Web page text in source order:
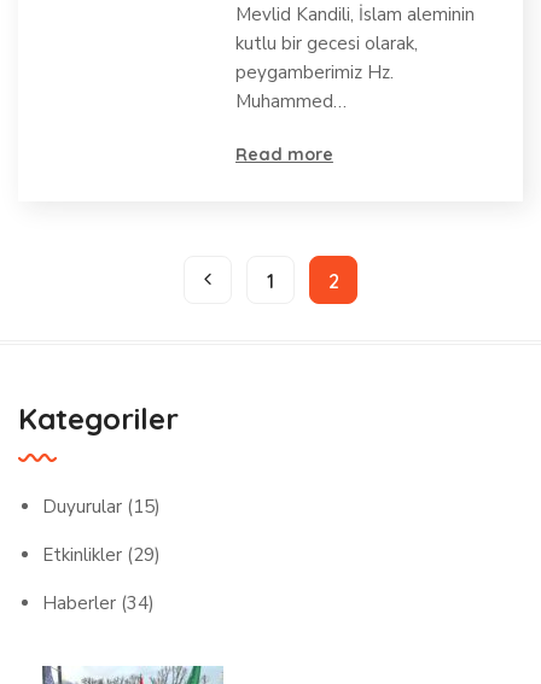
Mevlid Kandili, İslam aleminin
kutlu bir gecesi olarak,
peygamberimiz Hz.
Muhammed…
Read more
1 2
Kategoriler
Duyurular (15)
Etkinlikler (29)
Haberler (34)